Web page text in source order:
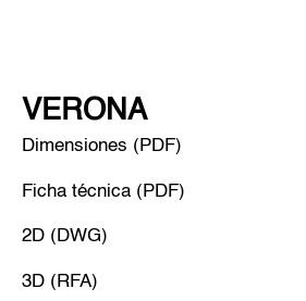
VERONA
Dimensiones (PDF)
Ficha técnica (PDF)
2D (DWG)
3D (RFA)